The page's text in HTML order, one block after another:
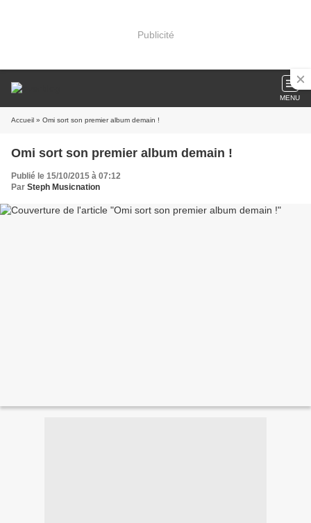
Publicité
MENU
Accueil » Omi sort son premier album demain !
Omi sort son premier album demain !
Publié le 15/10/2015 à 07:12
Par Steph Musicnation